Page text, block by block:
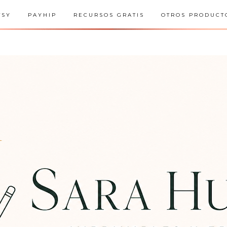
PAYHIP RECURSOS GRATIS OTROS